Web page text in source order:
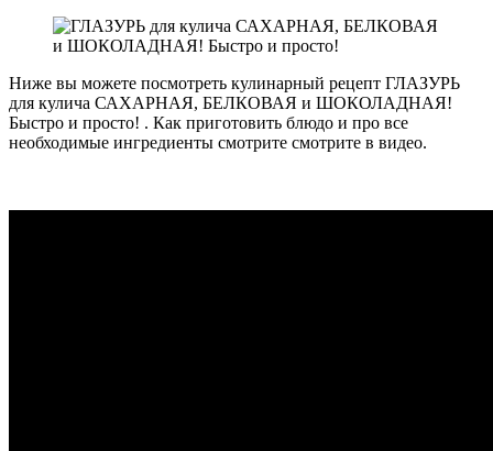
Ниже вы можете посмотреть кулинарный рецепт ГЛАЗУРЬ
для кулича САХАРНАЯ, БЕЛКОВАЯ и ШОКОЛАДНАЯ!
Быстро и просто! . Как приготовить блюдо и про все
необходимые ингредиенты смотрите смотрите в видео.